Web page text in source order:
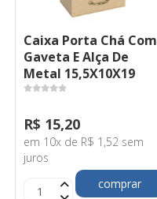
Caixa Porta Chá Com
Gaveta E Alça De
Metal 15,5X10X19
R$ 15,20
em 10x de R$ 1,52 sem
juros
comprar